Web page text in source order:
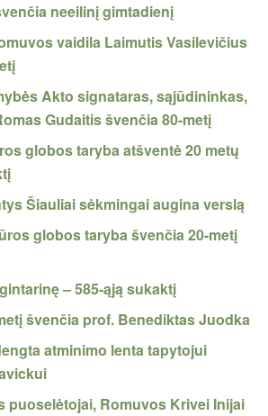
neeilinį gimtadienį
vaidila Laimutis Vasilevičius
Akto signataras, sąjūdininkas,
Gudaitis švenčia 80-metį
globos taryba atšventė 20 metų
Šiauliai sėkmingai augina verslą
globos taryba švenčia 20-metį
– 585-ąją sukaktį
švenčia prof. Benediktas Juodka
atminimo lenta tapytojui
puoselėtojai, Romuvos Krivei Inijai